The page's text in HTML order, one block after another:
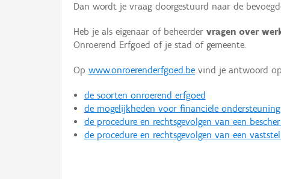
Dan wordt je vraag doorgestuurd naar de
Heb je als eigenaar of beheerder vragen over
Onroerend Erfgoed of je stad of gemeente.
Op www.onroerenderfgoed.be vind je antwoord
de soorten onroerend erfgoed
de mogelijkheden voor financiële ondersteuning
de procedure en rechtsgevolgen van een
de procedure en rechtsgevolgen van een